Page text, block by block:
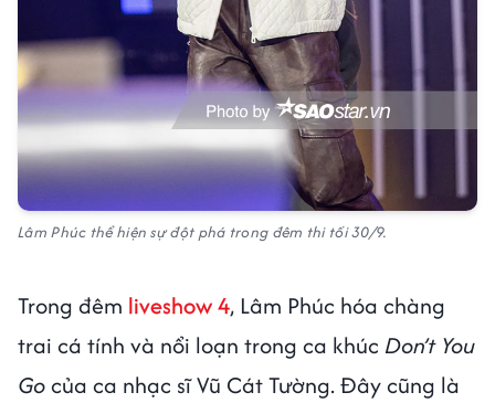
Lâm Phúc thể hiện sự đột phá trong đêm thi tối 30/9.
Trong đêm liveshow 4, Lâm Phúc hóa chàng
trai cá tính và nổi loạn trong ca khúc Don’t You
Gocủa ca nhạc sĩ Vũ Cát Tường. Đây cũng là